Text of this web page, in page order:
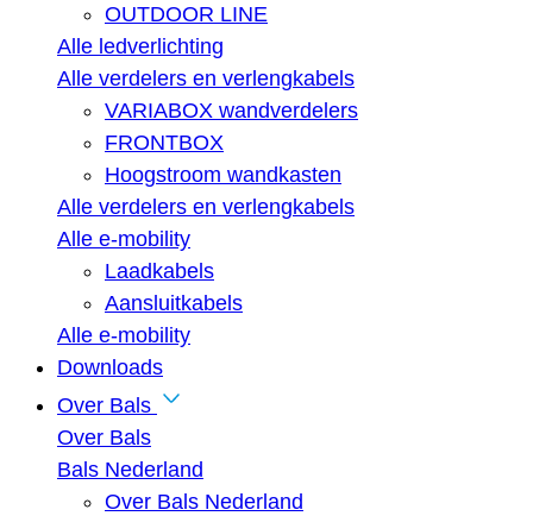
OUTDOOR LINE
Alle ledverlichting
Alle verdelers en verlengkabels
VARIABOX wandverdelers
FRONTBOX
Hoogstroom wandkasten
Alle verdelers en verlengkabels
Alle e-mobility
Laadkabels
Aansluitkabels
Alle e-mobility
Downloads
Over Bals
Over Bals
Bals Nederland
Over Bals Nederland